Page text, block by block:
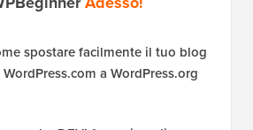
spostare facilmente il tuo blog
a WordPress.org